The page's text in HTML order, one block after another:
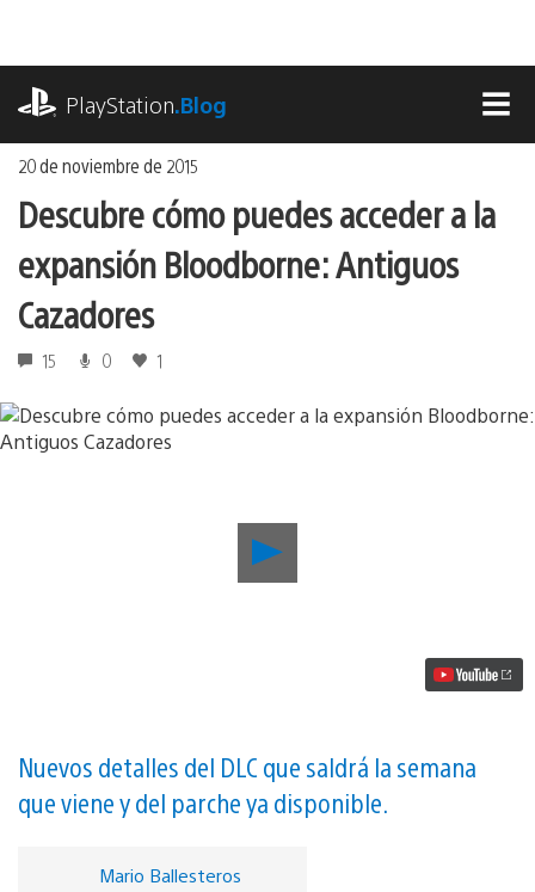
contenido
PlayStation.Blog
20 de noviembre de 2015
Descubre cómo puedes acceder a la
expansión Bloodborne: Antiguos
Cazadores
15 0 1
cómo
Cazadores
vídeo
Nuevos detalles del DLC que saldrá la semana
que viene y del parche ya disponible.
Mario Ballesteros